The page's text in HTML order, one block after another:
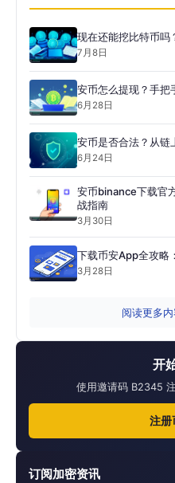
现在还能挖比特币吗
7月8日
安币怎么提现？手把
6月28日
安币是否合法？从链
6月24日
安币binance下载官
战指南
3月30日
下载币安App全攻略
3月28日
阅读更多
开
使用邀请码 B2345
注
订阅加密资讯